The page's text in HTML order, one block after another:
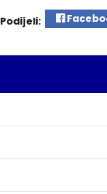
Podijeli: